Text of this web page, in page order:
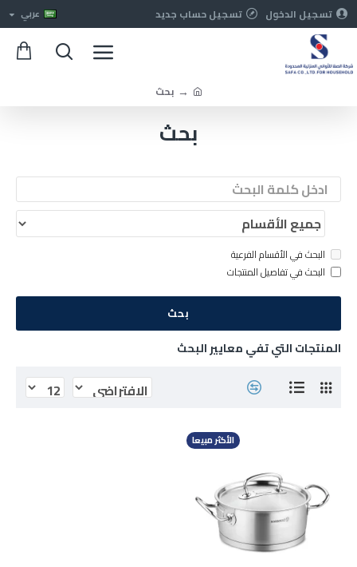
تسجيل الدخول تسجيل حساب جديد عربي
بحث
بحث
البحث في الأقسام الفرعية
البحث في تفاصيل المنتجات
بحث
المنتجات التي تفي معايير البحث
الأكثر مبيعا